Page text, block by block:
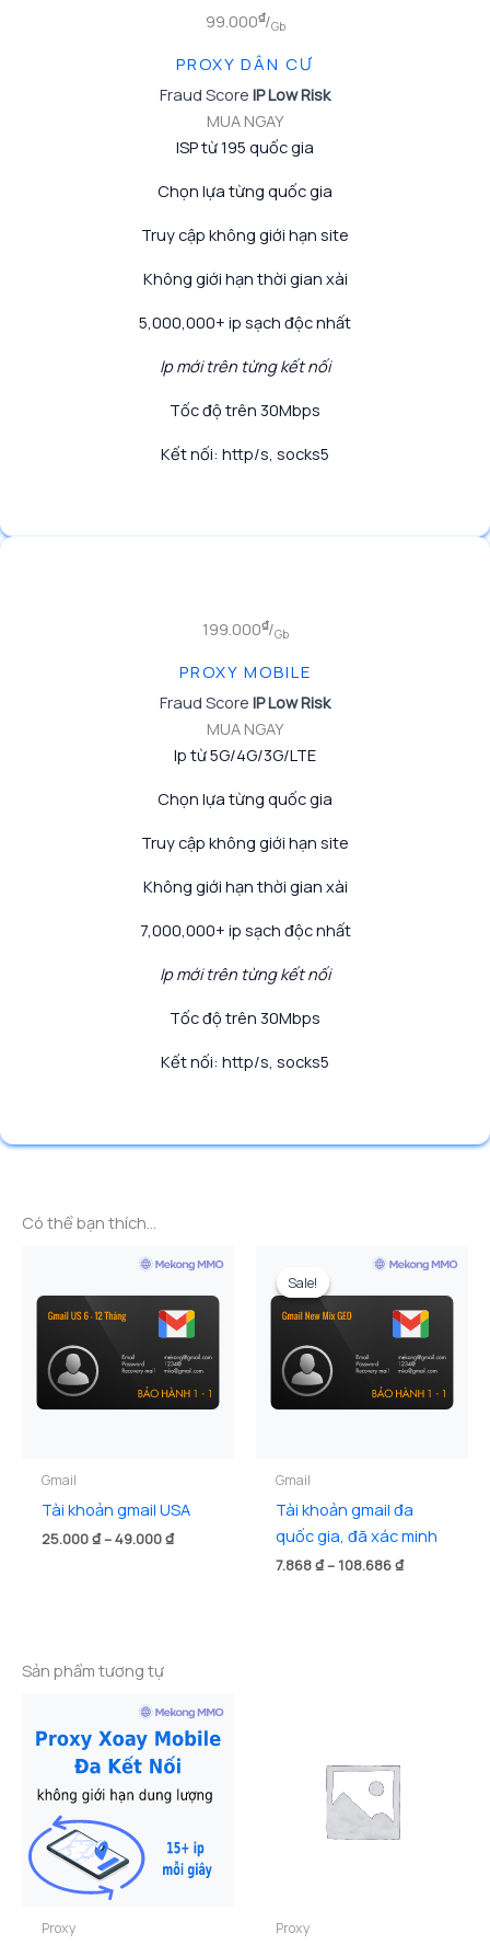
99.000₫/Gb
PROXY DÂN CƯ
Fraud Score IP Low Risk
MUA NGAY
ISP từ 195 quốc gia
Chọn lựa từng quốc gia
Truy cập không giới hạn site
Không giới hạn thời gian xài
5,000,000+ ip sạch độc nhất
Ip mới trên từng kết nối
Tốc độ trên 30Mbps
Kết nối: http/s, socks5
199.000₫/Gb
PROXY MOBILE
Fraud Score IP Low Risk
MUA NGAY
Ip từ 5G/4G/3G/LTE
Chọn lựa từng quốc gia
Truy cập không giới hạn site
Không giới hạn thời gian xài
7,000,000+ ip sạch độc nhất
Ip mới trên từng kết nối
Tốc độ trên 30Mbps
Kết nối: http/s, socks5
Có thể bạn thích…
Gmail
Tài khoản gmail USA
25.000₫–49.000₫Khoảng
Sale!
Sale!
Gmail
Tài khoản gmail đa
quốc gia, đã xác minh
7.868₫– 108.686₫Khoảng
Sản phẩm tương tự
Proxy Proxy